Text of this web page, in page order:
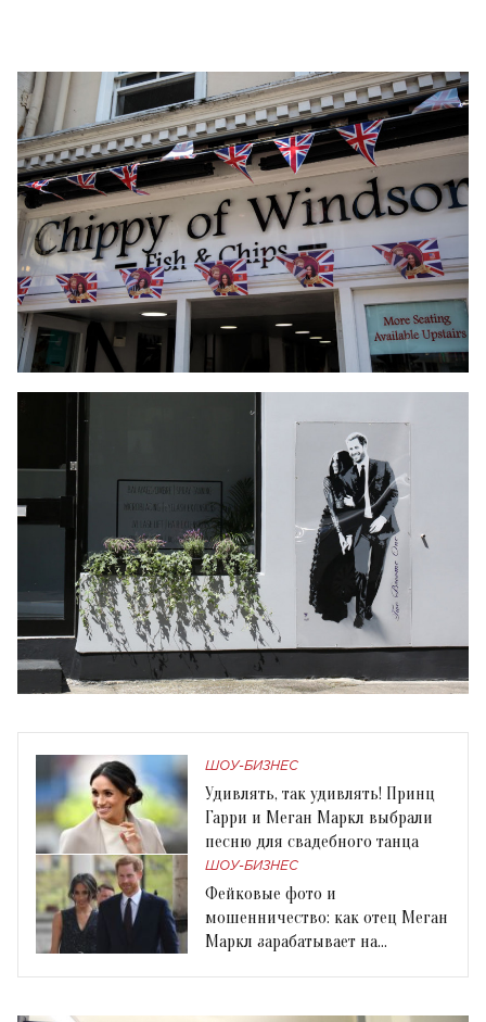
ШОУ-БИЗНЕС
Удивлять, так удивлять! Принц
Гарри и Меган Маркл выбрали
песню для свадебного танца
ШОУ-БИЗНЕС
Фейковые фото и
мошенничество: как отец Меган
Маркл зарабатывает на